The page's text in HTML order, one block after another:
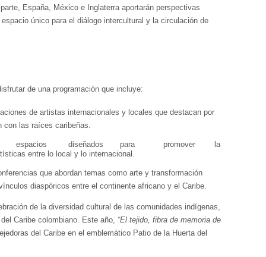
España, México e Inglaterra aportarán perspectivas
único para el diálogo intercultural y la circulación de
de una programación que incluye:
de artistas internacionales y locales que destacan por
con las raíces caribeñas.
espacios diseñados para promover
la
entre lo local y lo internacional.
que abordan temas como arte y transformación
diaspóricos entre el continente africano y el Caribe.
de la diversidad cultural de las comunidades indígenas,
Caribe colombiano. Este año, “El tejido, fibra de memoria de
del Caribe en el emblemático Patio de la Huerta del